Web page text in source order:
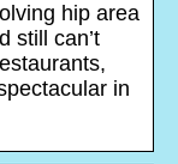
hip area
still can’t
in